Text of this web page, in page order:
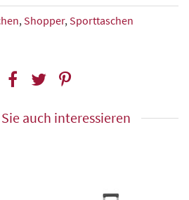
,Shopper,Sporttaschen
auch interessieren